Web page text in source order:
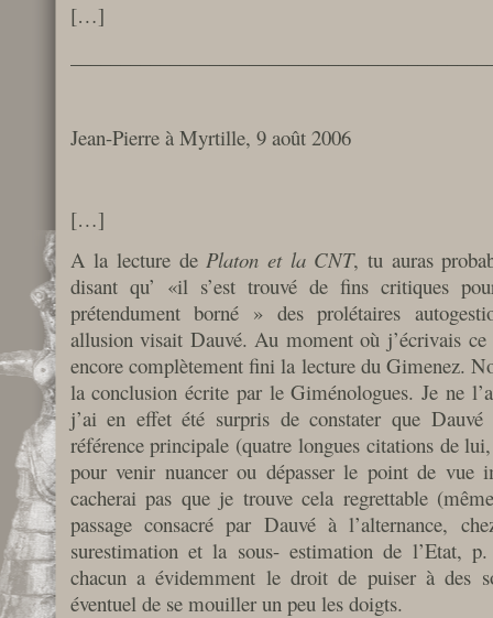
[…]
Jean-Pierre à Myrtille, 9 août 2006
[…]
A la lecture dePlaton et la CNT, tu auras
disant qu’ «il s’est trouvé de fins critiques
prétendument borné » des prolétaires
allusion visait Dauvé. Au moment où j’écrivais ce
encore complètement fini la lecture du Gimenez.
la conclusion écrite par le Giménologues. Je ne
j’ai en effet été surpris de constater que Dauvé
référence principale (quatre longues citations de
pour venir nuancer ou dépasser le point de vue
cacherai pas que je trouve cela regrettable
passage consacré par Dauvé à l’alternance,
surestimation et la sous- estimation de l’Etat,
chacun a évidemment le droit de puiser à des
éventuel de se mouiller un peu les doigts.